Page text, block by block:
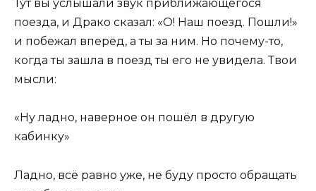
Тут вы услышали звук приближающегося
поезда, и Драко сказал: «О! Наш поезд. Пошли!»
и побежал вперёд, а ты за ним. Но почему-то,
когда ты зашла в поезд ты его не увидела. Твои
мысли:
«Ну ладно, наверное он пошёл в другую
кабинку»
Ладно, всё равно уже, не буду просто обращать